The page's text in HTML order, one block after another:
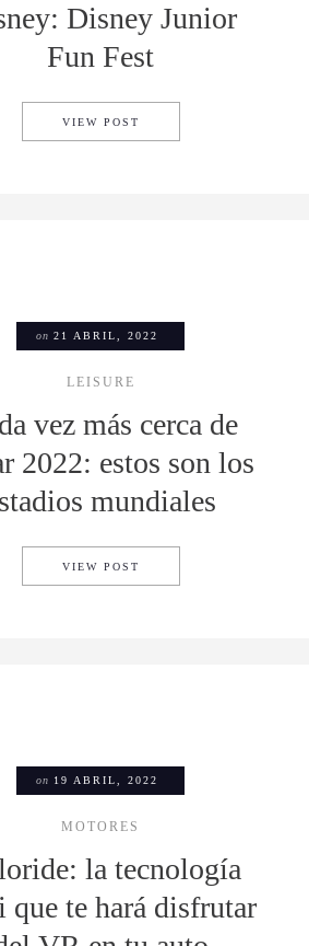
PARTICIPAR
Disney Junior
Fun Fest
VIEW POST
VITA’
on 21 ABRIL, 2022
LEISURE
vez más cerca de
2022: estos son los
mundiales
VIEW POST
on 19 ABRIL, 2022
MOTORES
la tecnología
que te hará disfrutar